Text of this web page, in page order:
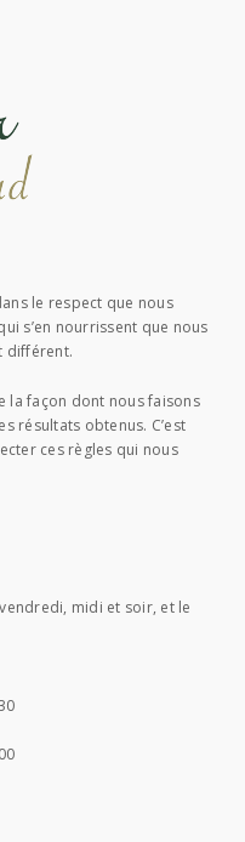
le respect que nous
s’en nourrissent que nous
différent.
la façon dont nous faisons
résultats obtenus. C’est
ces règles qui nous
midi et soir, et le